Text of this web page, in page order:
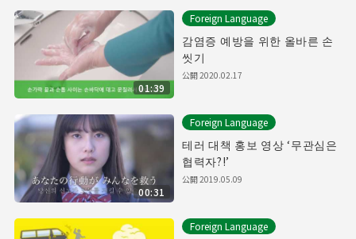
01:39
Foreign Language
감염증 예방을 위한 올바른 손
씻기
公開2020.02.17
00:31
Foreign Language
테러 대책 홍보 영상 ‘무관심은
협력자?!’
公開2019.05.09
Foreign Language